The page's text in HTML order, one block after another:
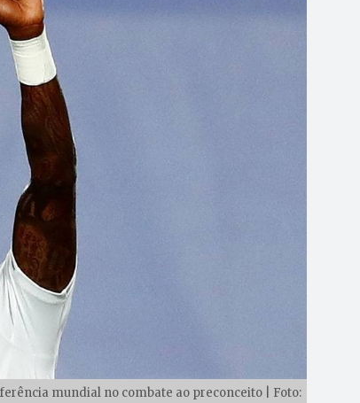
mundial no combate ao preconceito | Foto: